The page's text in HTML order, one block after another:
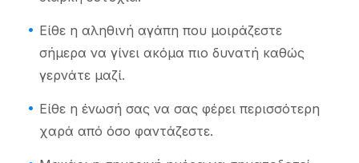
Είθε η αληθινή αγάπη που μοιράζεστε
σήμερα να γίνει ακόμα πιο δυνατή καθώς
γερνάτε μαζί.
Είθε η ένωσή σας να σας φέρει περισσότερη
χαρά από όσο φαντάζεστε.